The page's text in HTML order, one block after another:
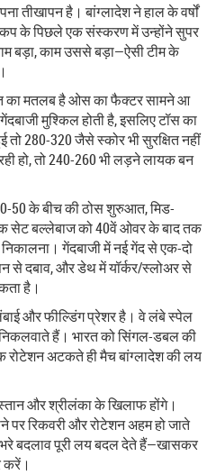
तीखापन है। बांग्लादेश ने हाल के वर्षों
के पिछले एक संस्करण में उन्होंने सुपर
बड़ा, काम उससे बड़ा—ऐसी टीम के
का मतलब है ओस का फैक्टर सामने आ
मुश्किल होती है, इसलिए टॉस का
280-320 जैसे स्कोर भी सुरक्षित नहीं
हो, तो 240-260 भी लड़ने लायक बन
50 के बीच की ठोस शुरुआत, मिड-
सेट बल्लेबाज को 40वें ओवर के बाद तक
गेंदबाजी में नई गेंद से एक-दो
से दबाव, और डेथ में यॉर्कर/स्लोअर से
है।
और फील्डिंग प्रेशर है। वे लंबे स्पेल
हैं। भारत को सिंगल-डबल की
रोटेशन अटकते ही मैच बांग्लादेश की लय
और श्रीलंका के खिलाफ होंगे।
पर रिकवरी और रोटेशन अहम हो जाते
बदलाव पूरी लय बदल देते हैं—खासकर
करें।